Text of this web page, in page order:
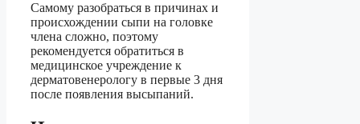
Самому разобраться в причинах и
происхождении сыпи на головке
члена сложно, поэтому
рекомендуется обратиться в
медицинское учреждение к
дерматовенерологу в первые 3 дня
после появления высыпаний.